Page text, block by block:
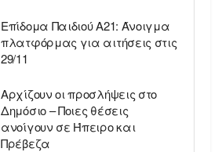
Επίδομα Παιδιού Α21: Άνοιγμα
πλατφόρμας για αιτήσεις στις
29/11
Αρχίζουν οι προσλήψεις στο
Δημόσιο – Ποιες θέσεις
ανοίγουν σε Ήπειρο και
Πρέβεζα